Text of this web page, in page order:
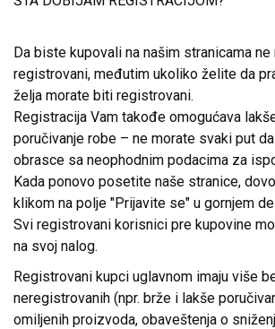
Da biste kupovali na našim stranicama
registrovani, međutim ukoliko želite da
želja morate biti registrovani.
Registracija Vam takođe omogućava
poručivanje robe – ne morate svaki put
obrasce sa neophodnim podacima za
Kada ponovo posetite naše stranice,
klikom na polje "Prijavite se" u gornjem
Svi registrovani korisnici pre kupovine
na svoj nalog.
Registrovani kupci uglavnom imaju više
neregistrovanih (npr. brže i lakše
omiljenih proizvoda, obaveštenja o